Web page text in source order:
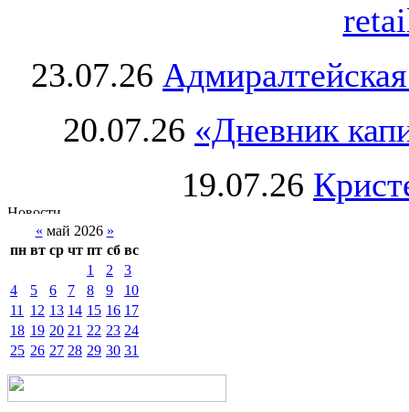
23.07.26
20.07.26 «Дневник
19.07.26
« май 2026 »
пн вт ср чт пт сб вс
1
2
3
4
5 6 7 8 9
10
11
12 13 14 15 16 17
18 19 20 21 22 23 24
25 26 27 28 29 30 31